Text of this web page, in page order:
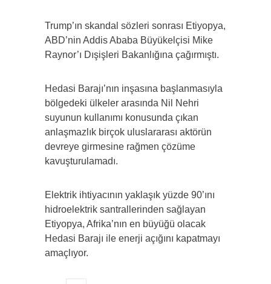
Trump’ın skandal sözleri sonrası Etiyopya,
ABD’nin Addis Ababa Büyükelçisi Mike
Raynor’ı Dışişleri Bakanlığına çağırmıştı.
Hedasi Barajı’nın inşasına başlanmasıyla
bölgedeki ülkeler arasında Nil Nehri
suyunun kullanımı konusunda çıkan
anlaşmazlık birçok uluslararası aktörün
devreye girmesine rağmen çözüme
kavuşturulamadı.
Elektrik ihtiyacının yaklaşık yüzde 90’ını
hidroelektrik santrallerinden sağlayan
Etiyopya, Afrika’nın en büyüğü olacak
Hedasi Barajı ile enerji açığını kapatmayı
amaçlıyor.